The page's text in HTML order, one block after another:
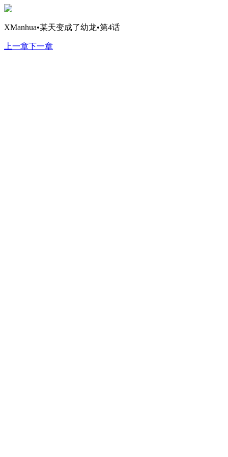
XManhua•某天变成了幼龙•第4话
上一章下一章